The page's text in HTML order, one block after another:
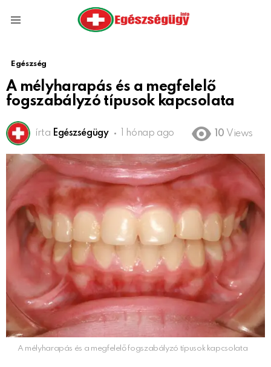
Egészség
A mélyharapás és a megfelelő
fogszabályzó típusok kapcsolata
írta Egészségügy 1 hónap ago 10 Views
A mélyharapás és a megfelelő fogszabályzó típusok kapcsolata